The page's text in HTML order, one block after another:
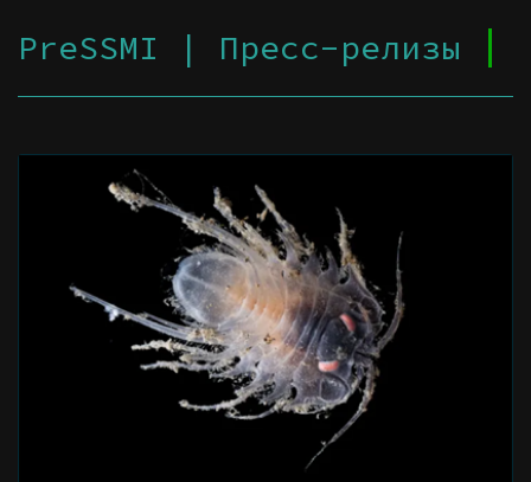
PreSSMI | Пресс-релизы